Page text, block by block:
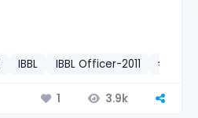
IBBL IBBL Officer-2011 সাধারণ বিজ্ঞান
1 3.9k